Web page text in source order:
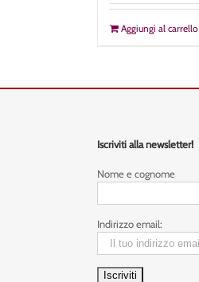
Aggiungi al carrello
Iscriviti alla newsletter!
Nome e cognome
Indirizzo email: